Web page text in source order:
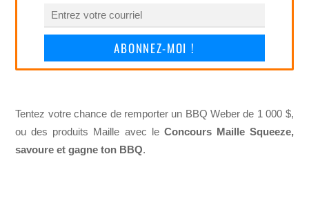
ABONNEZ-MOI !
Tentez votre chance de remporter un BBQ Weber de 1 000 $,
ou des produits Maille avec le Concours Maille Squeeze,
savoure et gagne ton BBQ.